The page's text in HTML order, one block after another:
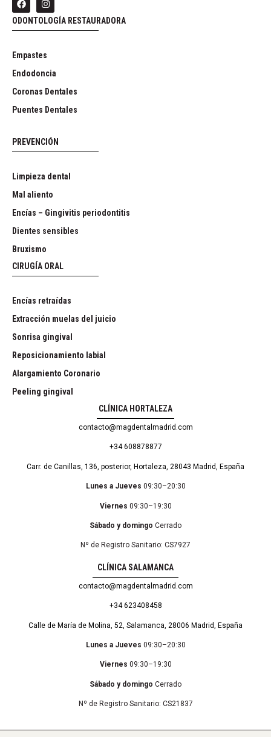
ODONTOLOGÍA RESTAURADORA
Empastes
Endodoncia
Coronas Dentales
Puentes Dentales
PREVENCIÓN
Limpieza dental
Mal aliento
Encías – Gingivitis periodontitis
Dientes sensibles
Bruxismo
CIRUGÍA ORAL
Encías retraídas
Extracción muelas del juicio
Sonrisa gingival
Reposicionamiento labial
Alargamiento Coronario
Peeling gingival
CLÍNICA HORTALEZA
contacto@magdentalmadrid.com
+34 608878877
Carr. de Canillas, 136, posterior, Hortaleza, 28043 Madrid, España
Lunes a Jueves 09:30–20:30
Viernes 09:30–19:30
Sábado y domingo Cerrado
Nº de Registro Sanitario: CS7927
CLÍNICA SALAMANCA
contacto@magdentalmadrid.com
+34 623408458
Calle de María de Molina, 52, Salamanca, 28006 Madrid, España
Lunes a Jueves 09:30–20:30
Viernes 09:30–19:30
Sábado y domingo Cerrado
Nº de Registro Sanitario: CS21837